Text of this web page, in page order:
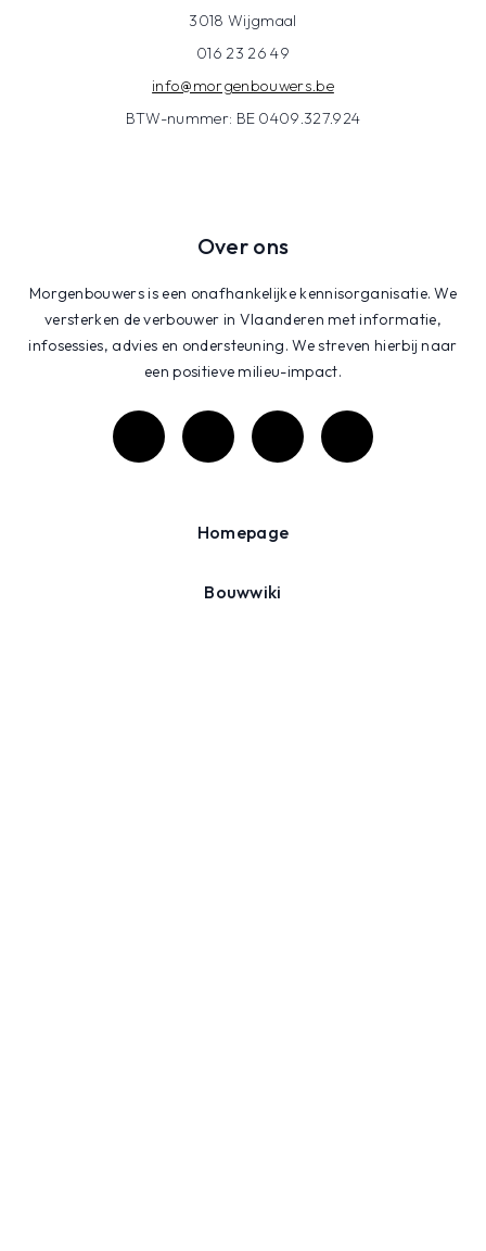
3018 Wijgmaal
016 23 26 49
info@morgenbouwers.be
BTW-nummer: BE 0409.327.924
Over ons
Morgenbouwers is een onafhankelijke kennisorganisatie. We
versterken de verbouwer in Vlaanderen met informatie,
infosessies, advies en ondersteuning. We streven hierbij naar
een positieve milieu-impact.
Homepage
Bouwwiki